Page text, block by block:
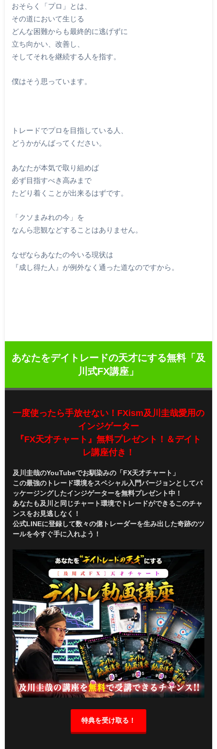
おそらく「プロ」とは、
その道において生じる
どんな困難からも最終的に逃げずに
立ち向かい、改善し、
そしてそれを継続する人を指す。
僕はそう思っています。
トレードでプロを目指している人、
どうかがんばってください。
あなたが本気で取り組めば
必ず目指すべき高みまで
たどり着くことが出来るはずです。
「クソまみれの今」を
なんら悲観などすることはありません。
なぜならあなたの今いる現状は
『成し得た人』が例外なく通った道なのですから。
あなたをデイトレードの天才にする無料「及
川式FX講座」
一度使ったら手放せない！FXism及川圭哉愛用の
インジゲーター
『FX天才チャート』無料プレゼント！＆デイト
レ講座付き！
及川圭哉のYouTubeでお馴染みの「FX天才チャート」
この最強のトレード環境をスペシャル入門バージョンとしてパ
ッケージングしたインジゲーターを無料プレゼント中！
あなたも及川と同じチャート環境でトレードができるこのチャ
ンスをお見逃しなく！
公式LINEに登録して数々の億トレーダーを生み出した奇跡のツ
ールを今すぐ手に入れよう！
特典を受け取る！